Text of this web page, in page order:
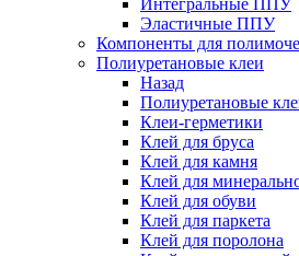
Интегральные ППУ
Эластичные ППУ
Компоненты для
Полиуретановые клеи
Назад
Полиуретановые
Клеи-герметики
Клей для бруса
Клей для камня
Клей для
Клей для обуви
Клей для паркета
Клей для поролона